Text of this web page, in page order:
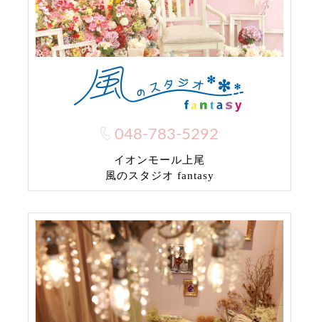
048-783-5292
イオンモール上尾
風のスタジオ fantasy